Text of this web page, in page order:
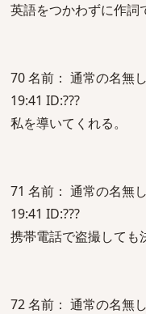
英語をつかわずに作詞
70 名前： 通常の名無
19:41 ID:???
私を導いてくれる。
71 名前： 通常の名無
19:41 ID:???
携帯電話で盗撮しても
72 名前： 通常の名無